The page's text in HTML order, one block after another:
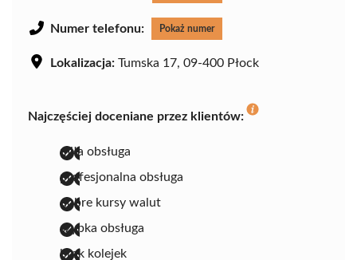
Numer telefonu: Pokaż numer
Lokalizacja: Tumska 17, 09-400 Płock
Najczęściej doceniane przez klientów:
miła obsługa
profesjonalna obsługa
dobre kursy walut
szybka obsługa
brak kolejek